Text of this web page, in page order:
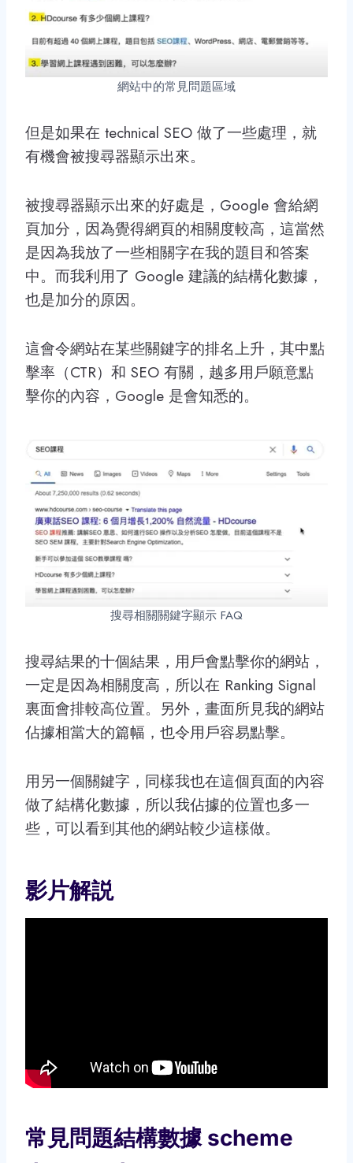
網站中的常見問題區域
但是如果在 technical SEO 做了一些處理，就
有機會被搜尋器顯示出來。
被搜尋器顯示出來的好處是，Google 會給網
頁加分，因為覺得網頁的相關度較高，這當然
是因為我放了一些相關字在我的題目和答案
中。而我利用了 Google 建議的結構化數據，
也是加分的原因。
這會令網站在某些關鍵字的排名上升，其中點
擊率（CTR）和 SEO 有關，越多用戶願意點
擊你的內容，Google 是會知悉的。
搜尋相關關鍵字顯示 FAQ
搜尋結果的十個結果，用戶會點擊你的網站，
一定是因為相關度高，所以在 Ranking Signal
裏面會排較高位置。另外，畫面所見我的網站
佔據相當大的篇幅，也令用戶容易點擊。
用另一個關鍵字，同樣我也在這個頁面的內容
做了結構化數據，所以我佔據的位置也多一
些，可以看到其他的網站較少這樣做。
影片解説
常見問題結構數據 scheme